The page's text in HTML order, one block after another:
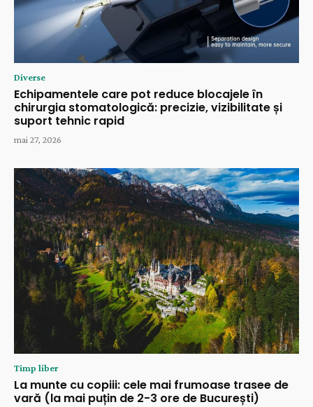
Diverse
Echipamentele care pot reduce blocajele în
chirurgia stomatologică: precizie, vizibilitate și
suport tehnic rapid
mai 27, 2026
Timp liber
La munte cu copiii: cele mai frumoase trasee de
vară (la mai puțin de 2-3 ore de București)